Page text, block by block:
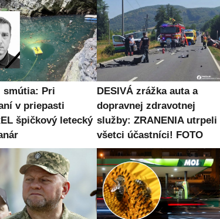
smútia: Pri
v priepasti
špičkový letecký
DESIVÁ zrážka auta a
dopravnej zdravotnej
služby: ZRANENIA utrpeli
všetci účastníci! FOTO